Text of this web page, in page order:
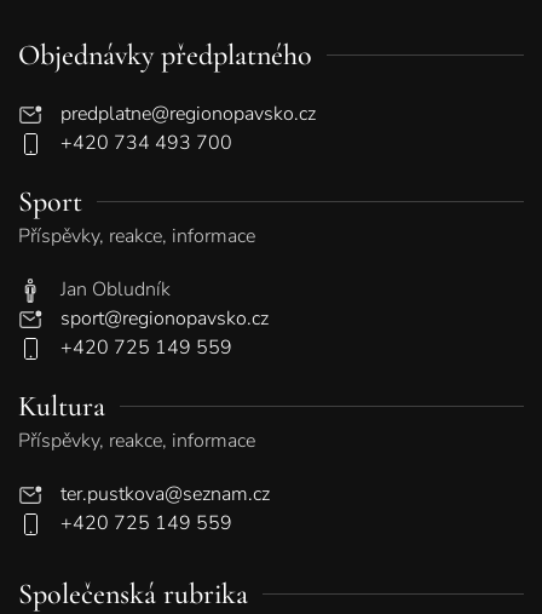
Objednávky předplatného
predplatne@regionopavsko.cz
+420 734 493 700
Sport
Příspěvky, reakce, informace
Jan Obludník
sport@regionopavsko.cz
+420 725 149 559
Kultura
Příspěvky, reakce, informace
ter.pustkova@seznam.cz
+420 725 149 559
Společenská rubrika